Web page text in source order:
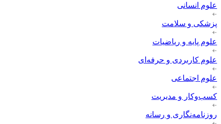
علوم انسانی
پزشکی و سلامت
علوم پایه و ریاضیات
علوم کاربردی و حرفه‌ای
علوم اجتماعی
کسب‌وکار و مدیریت
روزنامه‌نگاری و رسانه